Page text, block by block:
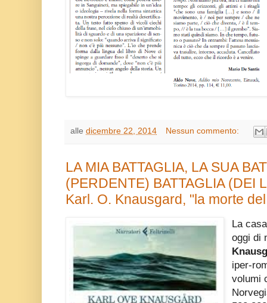
alle dicembre 22, 2014 Nessun commento:
LA MIA BATTAGLIA, LA SUA
(PERDENTE) BATTAGLIA (DEI
Karl. O. Knausgard, "la morte
La
oggi di
iper-
volumi